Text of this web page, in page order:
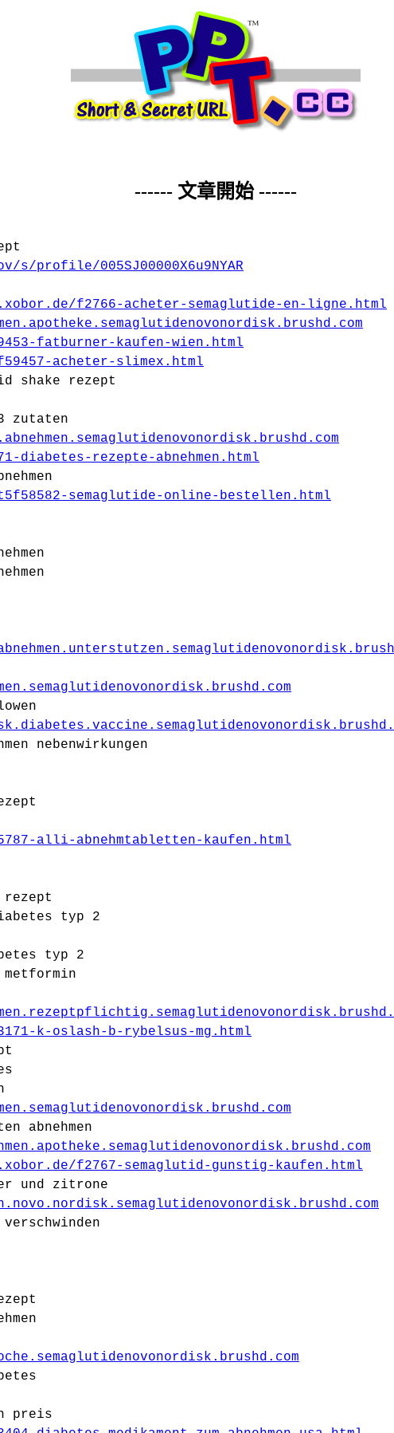
------ 文章開始 ------
profile/005SJ00000X6u9NYAR
f2766-acheter-semaglutide-en-ligne.html
fatburner-kaufen-wien.html
acheter-slimex.html
shake rezept
zutaten
diabetes-rezepte-abnehmen.html
semaglutide-online-bestellen.html
nebenwirkungen
alli-abnehmtabletten-kaufen.html
rezept
typ 2
typ 2
metformin
k-oslash-b-rybelsus-mg.html
abnehmen
f2767-semaglutid-gunstig-kaufen.html
und zitrone
preis